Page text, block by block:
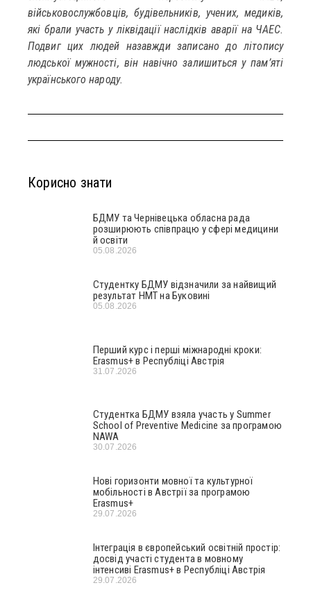
військовослужбовців, будівельників, учених, медиків,
які брали участь у ліквідації наслідків аварії на ЧАЕС.
Подвиг цих людей назавжди записано до літопису
людської мужності, він навічно залишиться у пам’яті
українського народу.
Корисно знати
БДМУ та Чернівецька обласна рада
розширюють співпрацю у сфері медицини
й освіти
05.08.2026
Студентку БДМУ відзначили за найвищий
результат НМТ на Буковині
05.08.2026
Перший курс і перші міжнародні кроки:
Erasmus+ в Республіці Австрія
31.07.2026
Студентка БДМУ взяла участь у Summer
School of Preventive Medicine за програмою
NAWA
30.07.2026
Нові горизонти мовної та культурної
мобільності в Австрії за програмою
Erasmus+
29.07.2026
Інтеграція в європейський освітній простір:
досвід участі студента в мовному
інтенсиві Erasmus+ в Республіці Австрія
29.07.2026